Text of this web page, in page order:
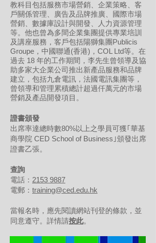
教科目包括服務市場營銷、企業策略、客
戶關係管理、廣告及品牌推廣、國際市場
營銷、數據庫設計與開發、人力資源管理
等。他也曾為多間企業集團提供專業培訓
及講座服務，客戶包括陽獅集團Publicis
Groupe，中國聯通(香港)，COL Ltd等。在
過去 18 年的工作期間，李先生曾領導及協
助多家大企業公司推出新產品服務和品牌
建立，包括九倉電訊，法國電訊集團等，
曾領導和管理累積總計超過仟萬元的市場
營銷及產品開發項目。
證書頒發
出席率達總時數80%以上之學員可獲｢華基
商學院 CED School of Business｣頒發出席
證書乙張。
查詢
電話： 2153 9887
電郵： training@ced.edu.hk
當報名時，應先閱讀網站刊登的條款，並
同意遵守。詳情請按此。